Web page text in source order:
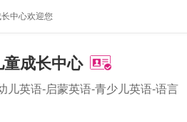
中心欢迎您
成长中心
儿英语-启蒙英语-青少儿英语-语言